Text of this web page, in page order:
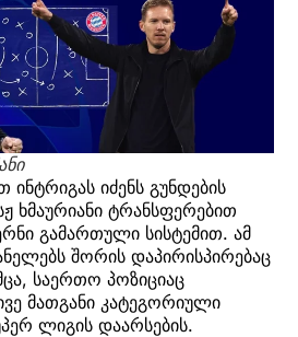
ინტრიგას იძენს გუნდების
ხმაურიანი ტრანსფერებით
გამართული სისტემით. ამ
შორის დაპირისპირებაც
საერთო პოზიციაც
მათგანი კატეგორიული
ლიგის დაარსების.